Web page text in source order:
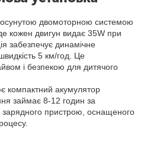
двомоторною системою
кожен двигун видає 35W при
забезпечує динамічне
5 км/год. Це
і безпекою для дитячого
компактний акумулятор
займає 8-12 годин за
зарядного пристрою, оснащеного